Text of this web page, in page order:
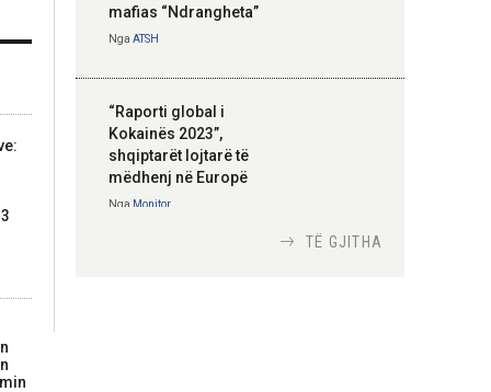
mafias “Ndrangheta”
Nga ATSH
“Raporti global i
Kokainës 2023”,
shqiptarët lojtarë të
mëdhenj në Europë
Nga Monitor
TË GJITHA